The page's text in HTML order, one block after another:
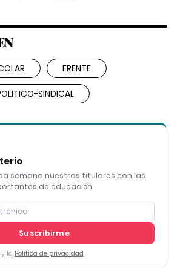
FRENTE
SINDICAL
semana nuestros titulares con las
de educación
Suscribirme
y la Política de privacidad